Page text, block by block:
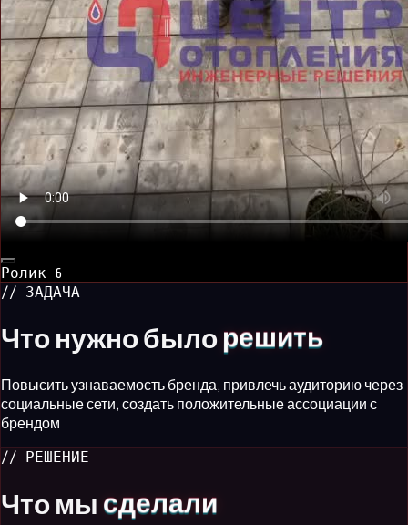
Ролик 6
// ЗАДАЧА
Что нужно былорешить
Повысить узнаваемость бренда, привлечь аудиторию через
социальные сети, создать положительные ассоциации с
брендом
// РЕШЕНИЕ
Что мы сделали